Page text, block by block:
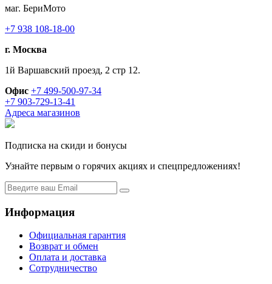
маг. БериМото
+7 938 108-18-00
г. Москва
1й Варшавский проезд, 2 стр 12.
Офис +7 499-500-97-34
+7 903-729-13-41
Адреса магазинов
Подписка на скиди и бонусы
Узнайте первым о горячих акциях и спецпредложениях!
Информация
Официальная гарантия
Возврат и обмен
Оплата и доставка
Сотрудничество